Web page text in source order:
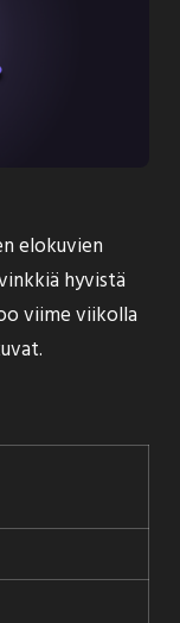
elokuvien
hyvistä
viime viikolla